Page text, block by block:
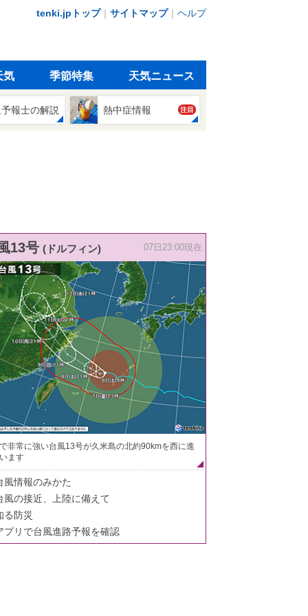
tenki.jpトップ｜ サイトマップ｜ ヘルプ
気 季節特集 天気ニュース
報士の解説 熱中症情報 注目
13号 (ドルフィン) 07日23:00現在
非常に強い台風13号が久米島の北約90kmを西に進
ます
風情報のみかた
風の接近、上陸に備えて
る防災
プリで台風進路予報を確認